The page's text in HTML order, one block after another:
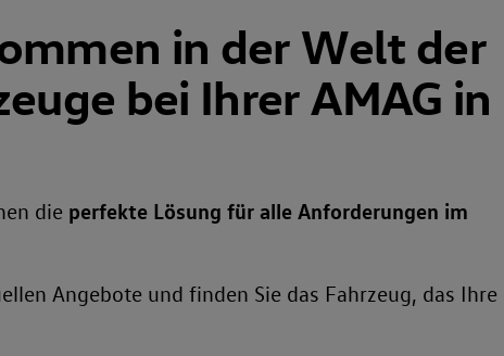
in der Welt der
bei Ihrer AMAG in
die perfekte Lösung für alle Anforderungen im
Angebote und finden Sie das Fahrzeug, das Ihre